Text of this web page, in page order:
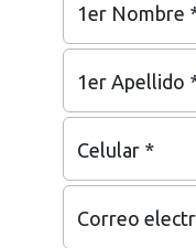
1er Nombre
1er Apellido
Celular *
Correo